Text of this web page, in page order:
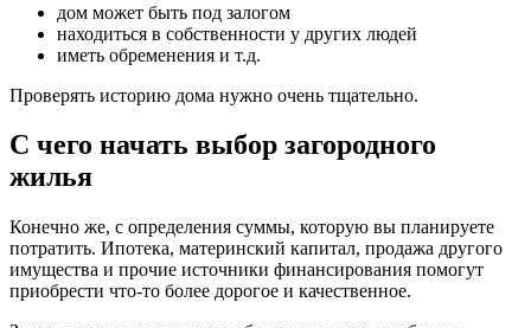
дом может быть под залогом
находиться в собственности у других людей
иметь обременения и т.д.
Проверять историю дома нужно очень тщательно.
С чего начать выбор загородного
жилья
Конечно же, с определения суммы, которую вы планируете
потратить. Ипотека, материнский капитал, продажа другого
имущества и прочие источники финансирования помогут
приобрести что-то более дорогое и качественное.